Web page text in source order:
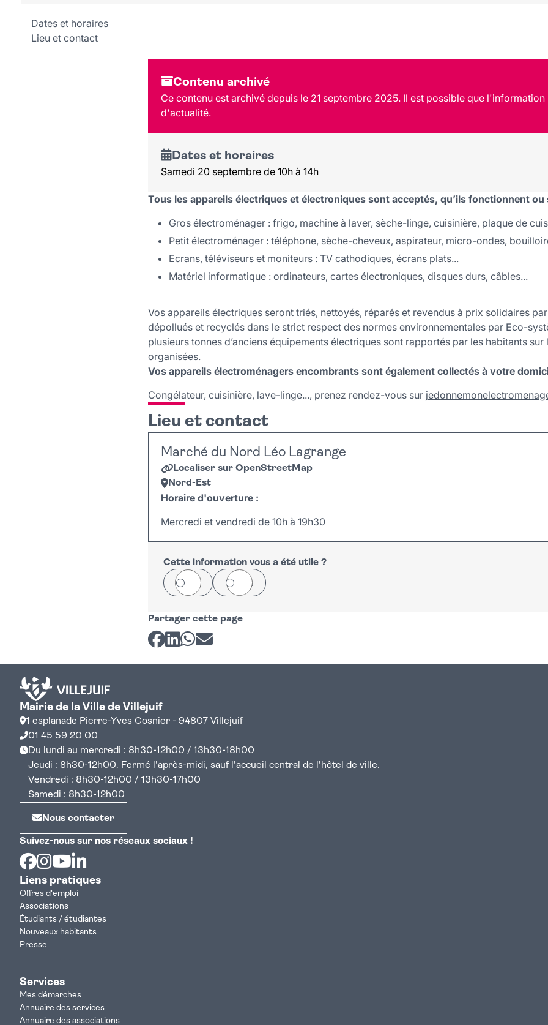
Dates et horaires
Lieu et contact
Contenu archivé
Ce contenu est archivé depuis le 21 septembre 2025. Il est possible que
d'actualité.
Dates et horaires
Samedi 20 septembre de 10h à 14h
Tous les appareils électriques et électroniques sont acceptés, qu’ils fonctionnent
Gros électroménager : frigo, machine à laver, sèche-linge, cuisinière, plaque de
Petit électroménager : téléphone, sèche-cheveux, aspirateur, micro-ondes,
Ecrans, téléviseurs et moniteurs : TV cathodiques, écrans plats...
Matériel informatique : ordinateurs, cartes électroniques, disques durs, câbles...
Vos appareils électriques seront triés, nettoyés, réparés et revendus à prix solidaires
dépollués et recyclés dans le strict respect des normes environnementales par Eco-
plusieurs tonnes d’anciens équipements électriques sont rapportés par les habitants
organisées.
Vos appareils électroménagers encombrants sont également collectés à votre
Congélateur, cuisinière, lave-linge..., prenez rendez-vous sur
Lieu et contact
Marché du Nord Léo Lagrange
Localiser sur OpenStreetMap
Nord-Est
Horaire d'ouverture :
Mercredi et vendredi de 10h à 19h30
+
−
Cette information vous a été utile ?
Oui Non
Partager cette page
Partager sur Facebook
Partager sur LinkedIn
Partager sur Whatsapp
Partager par courriel
Mairie de la Ville de Villejuif
1 esplanade Pierre-Yves Cosnier - 94807 Villejuif
01 45 59 20 00
Du lundi au mercredi : 8h30-12h00 / 13h30-18h00
Jeudi : 8h30-12h00. Fermé l'après-midi, sauf l'accueil central de l'hôtel de ville.
Vendredi : 8h30-12h00 / 13h30-17h00
Samedi : 8h30-12h00
Nous contacter
Suivez-nous sur nos réseaux sociaux !
Facebook
Instagram
Youtube
Liens pratiques
Offres d'emploi
Associations
Étudiants / étudiantes
Nouveaux habitants
Presse
Services
Mes démarches
Annuaire des services
Annuaire des associations